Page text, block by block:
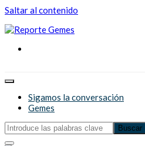
Saltar al contenido
Reporte Gemes
Sigamos la conversación
Gemes